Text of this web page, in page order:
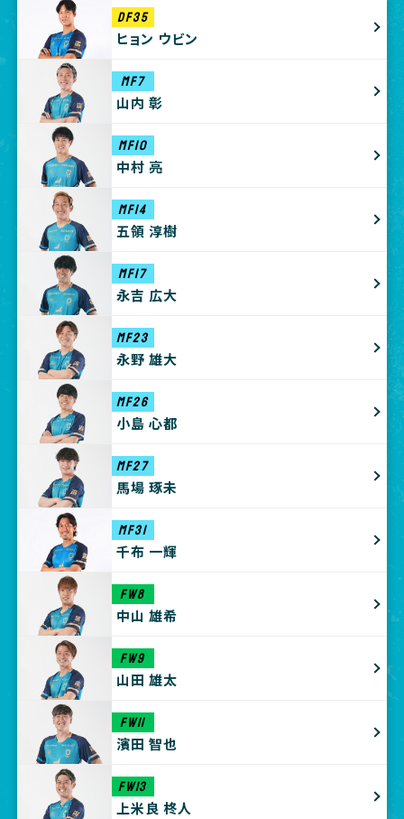
DF35
ヒョン ウビン
MF7
山内 彰
MF10
中村 亮
MF14
五領 淳樹
MF17
永吉 広大
MF23
永野 雄大
MF26
小島 心都
MF27
馬場 琢未
MF31
千布 一輝
FW8
中山 雄希
FW9
山田 雄太
FW11
濱田 智也
FW13
上米良 柊人